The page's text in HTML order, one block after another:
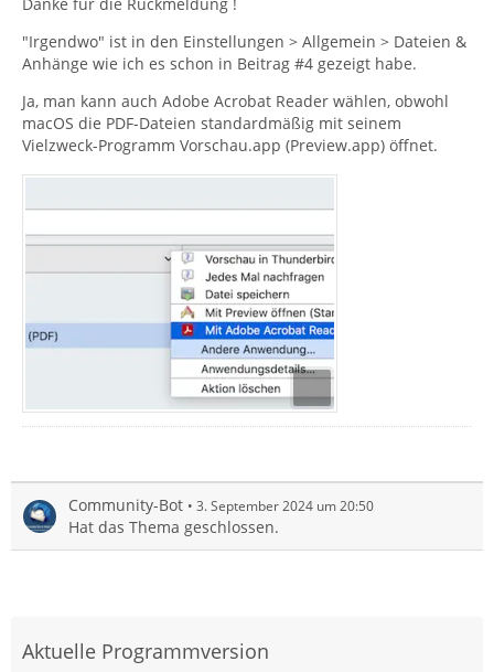
"Irgendwo" ist in den Einstellungen > Allgemein > Dateien &
Anhänge wie ich es schon in Beitrag #4 gezeigt habe.
Ja, man kann auch Adobe Acrobat Reader wählen, obwohl
macOS die PDF-Dateien standardmäßig mit seinem
Vielzweck-Programm Vorschau.app (Preview.app) öffnet.
Community-Bot 3. September 2024 um 20:50
Hat das Thema geschlossen.
Aktuelle Programmversion